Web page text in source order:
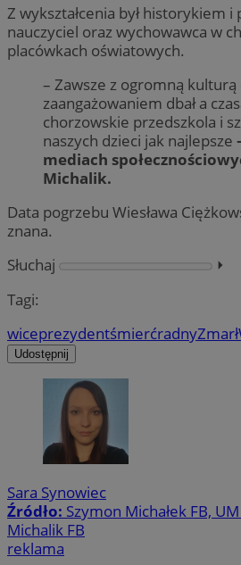
Z wykształcenia był historykiem i
nauczyciel oraz wychowawca w
placówkach oświatowych.
– Zawsze z ogromną kulturą
zaangażowaniem dbał a
chorzowskie przedszkola i
naszych dzieci jak najlepsze
mediach
Michalik.
Data pogrzebu Wiesława
znana.
Słuchaj
⏵︎
Tagi:
wiceprezydentśmierćradnyZmarł
Udostępnij
Sara Synowiec
Źródło: Szymon Michałek FB,
Michalik FB
reklama